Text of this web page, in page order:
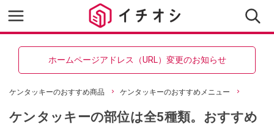
ホームページアドレス（URL）変更のお知らせ
ケンタッキーのおすすめ商品 ケンタッキーのおすすめメニュー
ケンタッキーの部位は全5種類。おすすめ